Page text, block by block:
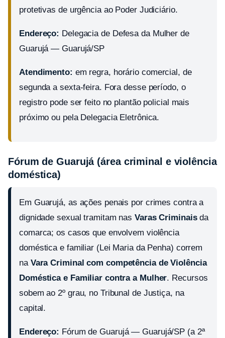
protetivas de urgência ao Poder Judiciário.
Endereço: Delegacia de Defesa da Mulher de
Guarujá — Guarujá/SP
Atendimento: em regra, horário comercial, de
segunda a sexta-feira. Fora desse período, o
registro pode ser feito no plantão policial mais
próximo ou pela Delegacia Eletrônica.
Fórum de Guarujá (área criminal e violência
doméstica)
Em Guarujá, as ações penais por crimes contra a
dignidade sexual tramitam nas Varas Criminaisda
comarca; os casos que envolvem violência
doméstica e familiar (Lei Maria da Penha) correm
na Vara Criminal com competência de Violência
Doméstica e Familiar contra a Mulher. Recursos
sobem ao 2º grau, no Tribunal de Justiça, na
capital.
Endereço: Fórum de Guarujá — Guarujá/SP (a 2ª